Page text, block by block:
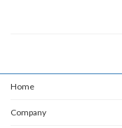
Home
Company